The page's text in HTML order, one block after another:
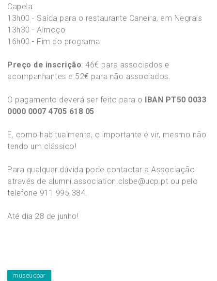
Capela
13h00 - Saída para o restaurante Caneira, em Negrais
13h30 - Almoço
16h00 - Fim do programa
Preço de inscrição: 46€ para associados e
acompanhantes e 52€ para não associados.
O pagamento deverá ser feito para o IBAN PT50 0033
0000 0007 4705 618 05
E, como habitualmente, o importante é vir, mesmo não
tendo um clássico!
Para qualquer dúvida pode contactar a Associação
através de alumni.association.clsbe@ucp.pt ou pelo
telefone 911 995 384.
Até dia 28 de junho!
museudoar